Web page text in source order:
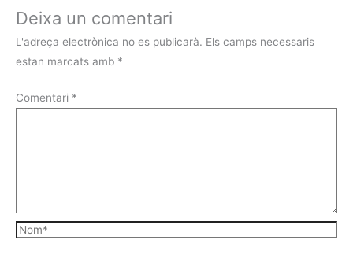
Deixa un comentari
L'adreça electrònica no es publicarà. Els camps necessaris
estan marcats amb *
Comentari *
Nom*